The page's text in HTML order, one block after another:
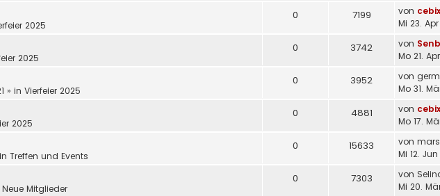
2025
0 7199 von cebix
Mi 23.
2025
0 3742 von
Mo 21.
» in Vierfeier 2025
0 3952 von
Mo 31.
2025
0 4881 von cebix
Mo 17.
Treffen und Events
0 15633 von
Mi 12.
Neue Mitglieder
0 7303 von
Mi 20.